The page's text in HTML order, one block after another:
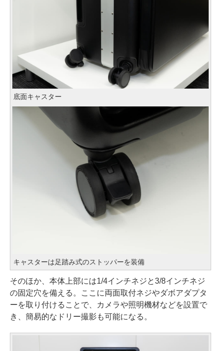
底面キャスター
キャスターは足踏み式のストッパーを装備
そのほか、本体上部には1/4インチネジと3/8インチネジ
の固定穴を備える。ここに両面取付ネジやダボアダプタ
ーを取り付けることで、カメラや照明機材などを設置で
き、簡易的なドリー撮影も可能になる。